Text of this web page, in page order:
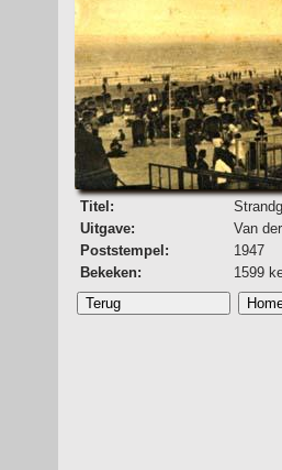
Titel:
Uitgave:
Van
Poststempel:
1947
Bekeken:
1599